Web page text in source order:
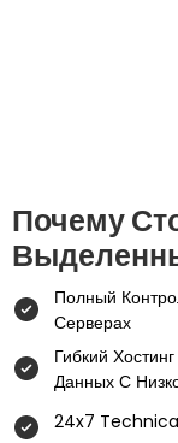
Почему
Полный
Серверах
Гибкий
Данных С
24x7